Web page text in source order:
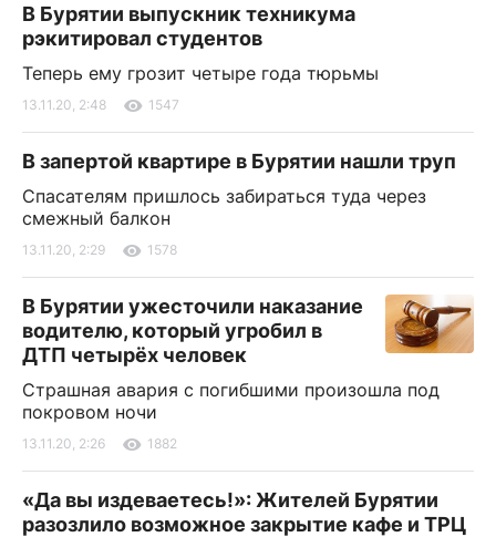
В Бурятии выпускник техникума
рэкитировал студентов
Теперь ему грозит четыре года тюрьмы
13.11.20, 2:48 1547
В запертой квартире в Бурятии нашли труп
Спасателям пришлось забираться туда через
смежный балкон
13.11.20, 2:29 1578
В Бурятии ужесточили наказание
водителю, который угробил в
ДТП четырёх человек
Страшная авария с погибшими произошла под
покровом ночи
13.11.20, 2:26 1882
«Да вы издеваетесь!»: Жителей Бурятии
разозлило возможное закрытие кафе и ТРЦ